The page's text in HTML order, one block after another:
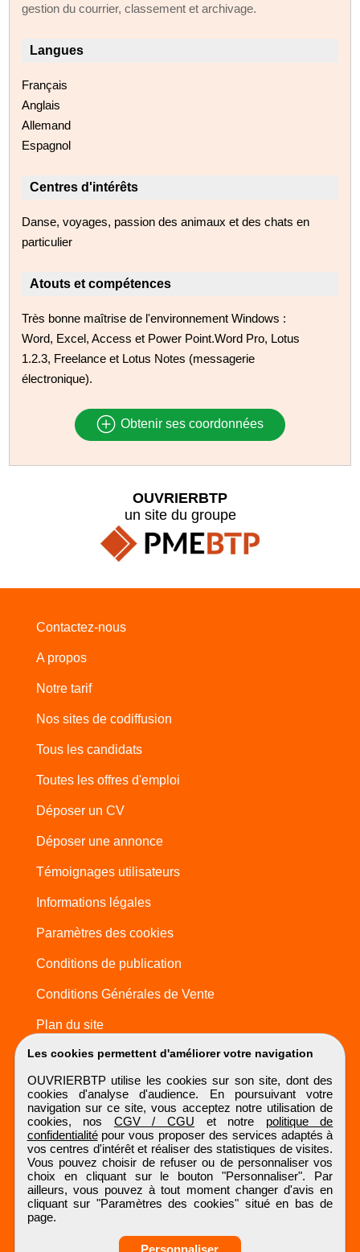
gestion du courrier, classement et archivage.
Langues
Français
Anglais
Allemand
Espagnol
Centres d'intérêts
Danse, voyages, passion des animaux et des chats en
particulier
Atouts et compétences
Très bonne maîtrise de l'environnement Windows :
Word, Excel, Access et Power Point.Word Pro, Lotus
1.2.3, Freelance et Lotus Notes (messagerie
électronique).
Obtenir ses coordonnées
Les cookies permettent d'améliorer votre navigation
OUVRIERBTP utilise les cookies sur son site, dont des
cookies d'analyse d'audience. En poursuivant votre
navigation sur ce site, vous acceptez notre utilisation de
cookies, nos CGV / CGU et notre politique de
confidentialitépour vous proposer des services adaptés à
vos centres d'intérêt et réaliser des statistiques de visites.
Vous pouvez choisir de refuser ou de personnaliser vos
choix en cliquant sur le bouton "Personnaliser". Par
ailleurs, vous pouvez à tout moment changer d'avis en
cliquant sur "Paramètres des cookies" situé en bas de
page.
Personnaliser
OUVRIERBTP
un site du groupe
Contactez-nous
A propos
Notre tarif
Nos sites de codiffusion
Tous les candidats
Toutes les offres d'emploi
Déposer un CV
Déposer une annonce
Témoignages utilisateurs
Informations légales
Paramètres des cookies
Conditions de publication
Conditions Générales de Vente
Plan du site